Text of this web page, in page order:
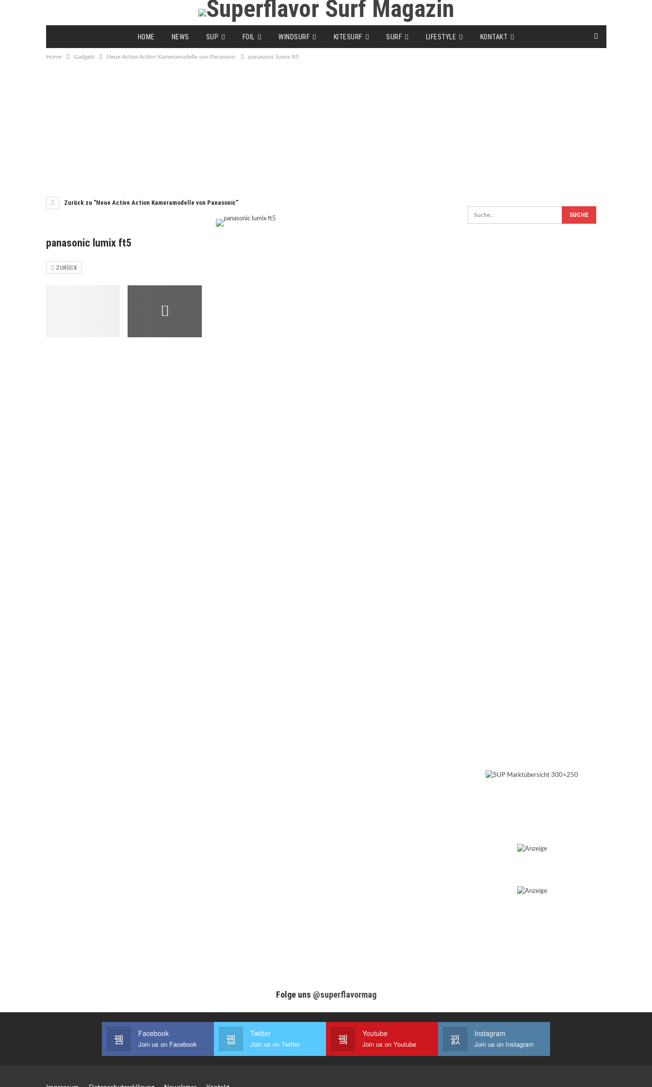
HOME NEWS SUP FOIL WINDSURF KITESURF SURF LIFESTYLE KONTAKT
Home Gadgets Neue Active Action Kameramodelle von Panasonic panasonic lumix ft5
Zurück zu "Neue Active Action Kameramodelle von Panasonic"
panasonic lumix ft5
ZURÜCK
Folge uns @superflavormag
Facebook
Join us on Facebook
Twitter
Join us on Twitter
Youtube
Join us on Youtube
Instagram
Join us on Instagram